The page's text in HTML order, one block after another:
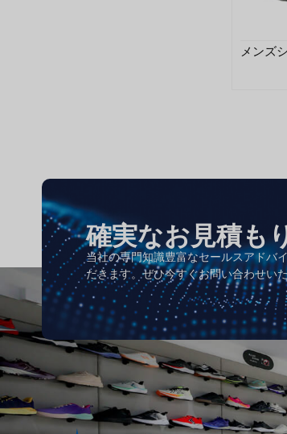
メンズ
確実なお見積も
当社の専門知識豊富なセールスアドバ
だきます。ぜひ今すぐお問い合わせい